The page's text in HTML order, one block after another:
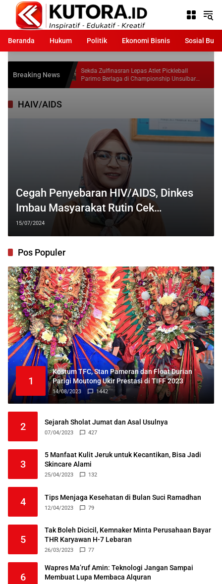
Langsung
konten
Beranda
Hukum Politik Ekonomi Bisnis Sosial
Breaking NewsSekda Zulfinasran Lepas Atlet Pickleball
Parimo Berlaga di Championship Unsulbar
2026
HAIV/AIDS
Cegah Penyebaran HIV/AIDS, Dinkes
Imbau Masyarakat Rutin Cek
Kesehatan
15/07/2024
Pos Populer
1
Kostum TFC, Stan Pameran dan Float Durian
Parigi Moutong Ukir Prestasi di TIFF 2023
14/08/2023 1442
2 Sejarah Sholat Jumat dan Asal Usulnya
07/04/2023 427
3
5 Manfaat Kulit Jeruk untuk Kecantikan, Bisa Jadi
Skincare Alami
25/04/2023 132
4 Tips Menjaga Kesehatan di Bulan Suci Ramadhan
12/04/2023 79
5
Tak Boleh Dicicil, Kemnaker Minta Perusahaan Bayar
THR Karyawan H-7 Lebaran
26/03/2023 77
6
Wapres Ma’ruf Amin: Teknologi Jangan Sampai
Membuat Lupa Membaca Alquran